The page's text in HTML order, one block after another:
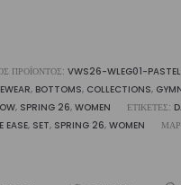
ΠΡΟΪΌΝΤΟΣ: VWS26-WLEG01-
, BOTTOMS, COLLECTIONS,
, SPRING 26, WOMEN ΕΤΙΚΈΤΕΣ:
EASE, SET, SPRING 26, WOMEN